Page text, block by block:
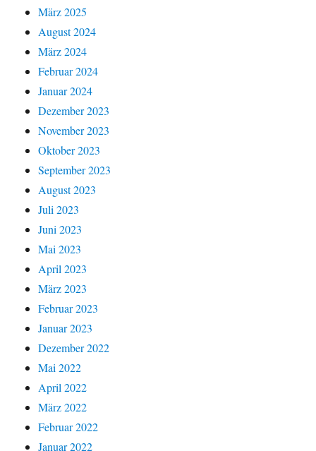
März 2025
August 2024
März 2024
Februar 2024
Januar 2024
Dezember 2023
November 2023
Oktober 2023
September 2023
August 2023
Juli 2023
Juni 2023
Mai 2023
April 2023
März 2023
Februar 2023
Januar 2023
Dezember 2022
Mai 2022
April 2022
März 2022
Februar 2022
Januar 2022